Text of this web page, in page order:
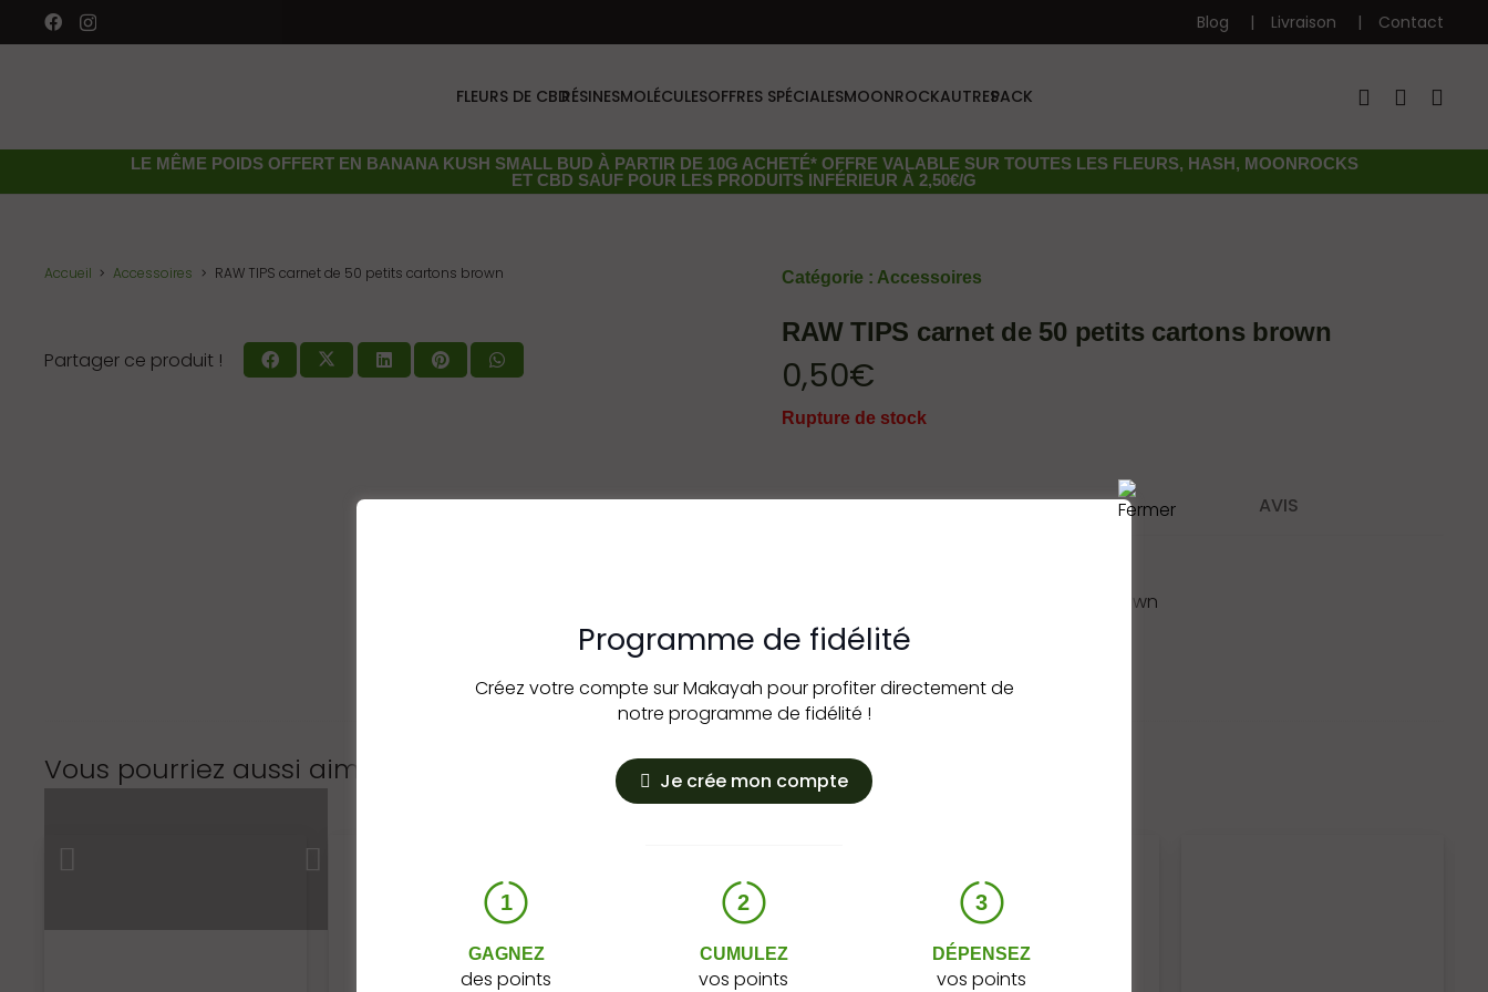
Blog Livraison Contact
FLEURS DE CBDRÉSINESMOLÉCULESOFFRES SPÉCIALESMOONROCKAUTRESPACK
LE MÊME POIDS OFFERT EN BANANA KUSH SMALL BUD À PARTIR DE 10G ACHETÉ* OFFRE VALABLE SUR TOUTES LES FLEURS, HASH, MOONROCKS
ET CBD SAUF POUR LES PRODUITS INFÉRIEUR À 2,50€/G
Accueil Accessoires RAW TIPS carnet de 50 petits cartons brown
Partager ce produit !
Catégorie : Accessoires
RAW TIPS carnet de 50 petits cartons brown
0,50€
Rupture de stock
INFORMATIONS AVIS
RAW TIPS carnet de 50 petits cartons brown
Vous pourriez aussi aimer…
Programme de fidélité
Créez votre compte sur Makayah pour profiter directement de
notre programme de fidélité !
Je crée mon compte
1
GAGNEZ
des points
2
CUMULEZ
vos points
3
DÉPENSEZ
vos points